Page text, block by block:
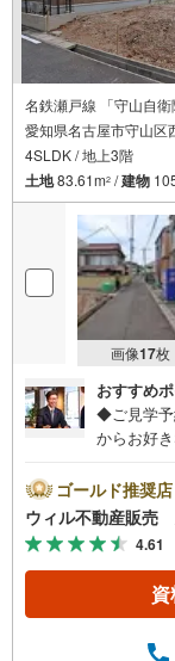
名鉄瀬戸線 「守山自
愛知県名古屋市守山区
4SLDK / 地上3階
土地83.61m2 /建物
画像17枚
おすすめ
◆ご見学予
からお好
区、守山
動産仲介
ん、過去
に住戸環
弊社では
れるお客
事前にご
ゴールド推奨店
ウィル不動産販売
4.61